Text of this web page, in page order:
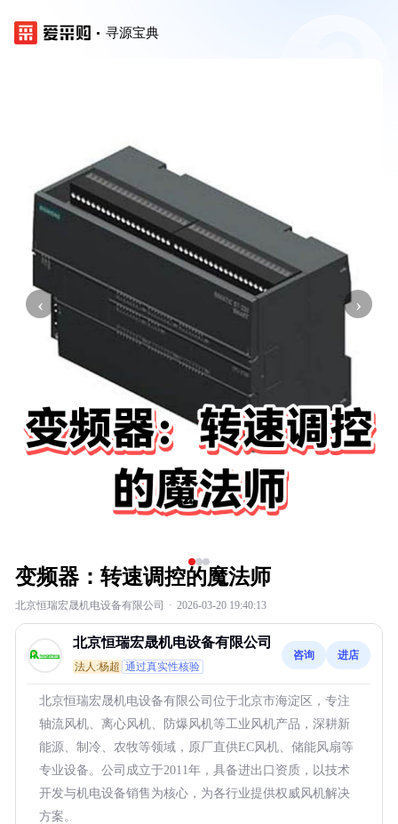
寻源宝典
‹ ›
变频器：转速调控的魔法师
北京恒瑞宏晟机电设备有限公司 · 2026-03-20 19:40:13
北京恒瑞宏晟机电设备有限公司
法人:杨超 通过真实性核验
咨询 进店
北京恒瑞宏晟机电设备有限公司位于北京市海淀区，专注
轴流风机、离心风机、防爆风机等工业风机产品，深耕新
能源、制冷、农牧等领域，原厂直供EC风机、储能风扇等
专业设备。公司成立于2011年，具备进出口资质，以技术
开发与机电设备销售为核心，为各行业提供权威风机解决
方案。